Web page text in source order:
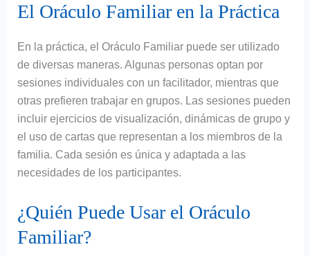
El Oráculo Familiar en la Práctica
En la práctica, el Oráculo Familiar puede ser utilizado
de diversas maneras. Algunas personas optan por
sesiones individuales con un facilitador, mientras que
otras prefieren trabajar en grupos. Las sesiones pueden
incluir ejercicios de visualización, dinámicas de grupo y
el uso de cartas que representan a los miembros de la
familia. Cada sesión es única y adaptada a las
necesidades de los participantes.
¿Quién Puede Usar el Oráculo
Familiar?